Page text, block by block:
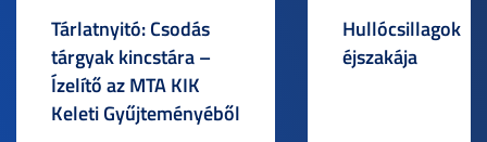
Tárlatnyitó: Csodás
tárgyak kincstára –
Ízelítő az MTA KIK
Keleti Gyűjteményéből
Hullócsillagok
éjszakája